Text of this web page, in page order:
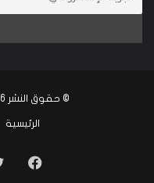
© حقوق النشر 2026، موقع اشياء تقنية |
الرئيسية